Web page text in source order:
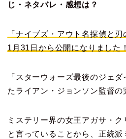
じ・ネタバレ・感想は？
「ナイブズ・アウト名探偵と
1月31日から公開になりました！
「スターウォーズ最後のジェ
たライアン・ジョンソン監督の
ミステリー界の女王アガサ・ク
と言っていることから、正統派